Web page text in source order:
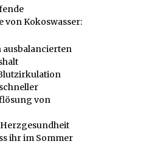
von Kokoswasser:
von
ihr im Sommer